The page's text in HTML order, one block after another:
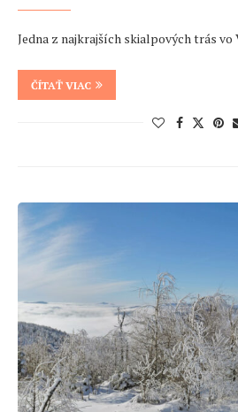
Jedna z najkrajších skialpových trás
ČÍTAŤ VIAC